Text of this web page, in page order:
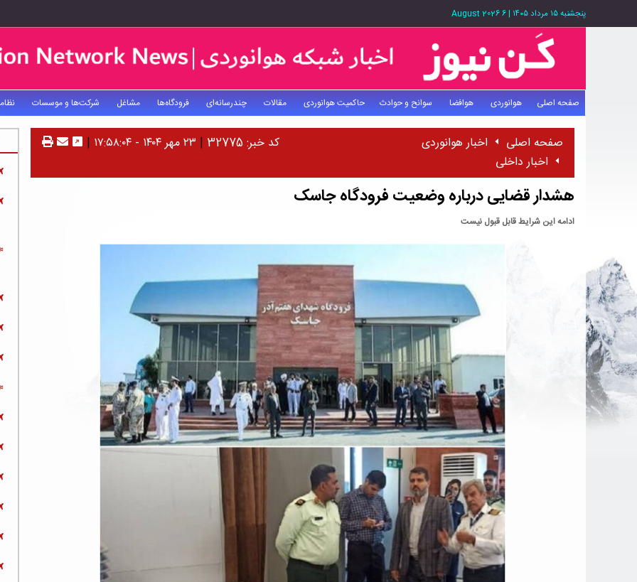
پنجشنبه ۱۵ مرداد ۱۴۰۵ |
6 August 2026
صفحه اصلی هوانوردی هوافضا سوانح و حوادث حاکمیت هوانوردی مقالات چندرسانه‌ای فرودگاه‌ها مشاغل شرکت‌ها و موسسات
صفحه اصلی
اخبار هوانوردی
اخبار داخلی
کد خبر: 32775 | ۲۳ مهر ۱۴۰۴ - ۱۷:۵۸:۰۴ |
هشدار قضایی درباره وضعیت فرودگاه جاسک
ادامه این شرایط قابل قبول نیست